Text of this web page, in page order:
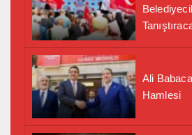
Ali
Hamlesi